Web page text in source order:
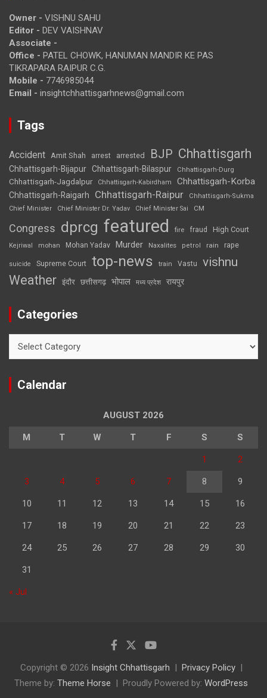
Owner - VISHNU SAHU
Editor - DEV VAISHNAV
Associate -
Office - PATEL CHOWK, HANUMAN MANDIR KE PAS
TIKRAPARA RAIPUR C.G.
Mobile - 7746985044
Email - insightchhattisgarhnews@gmail.com
Tags
Accident Amit Shah arrest arrested BJP Chhattisgarh
Chhattisgarh-Bijapur Chhattisgarh-Bilaspur Chhattisgarh-Durg
Chhattisgarh-Jagdalpur Chhattisgarh-Kabirdham Chhattisgarh-Korba
Chhattisgarh-Raigarh Chhattisgarh-Raipur
Chhattisgarh-Sukma
Chief Minister
Chief Minister Dr. Yadav Chief Minister Sai CM
Congress dprcg featured fire fraud High Court
Kejriwal mohan Mohan Yadav Murder Naxalites petrol rain rape
suicide Supreme Court top-news train Vastu vishnu
Weather इंदौर छत्तीसगढ़ भोपाल मध्य प्रदेश रायपुर
Categories
Calendar
AUGUST 2026
M T W T F S S
1 2
3 4 5 6 7 8 9
10 11 12 13 14 15 16
17 18 19 20 21 22 23
24 25 26 27 28 29 30
31
« Jul
Copyright © 2026 Insight Chhattisgarh
Privacy Policy
Theme by: Theme Horse Proudly Powered by: WordPress